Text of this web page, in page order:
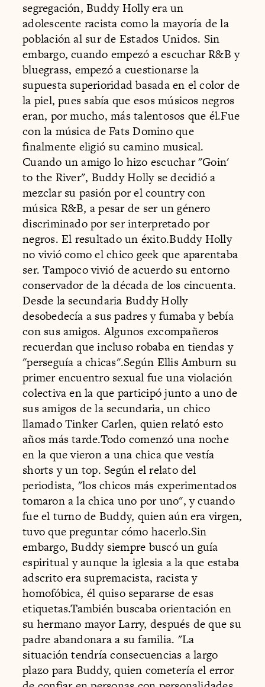
segregación, Buddy Holly era un
adolescente racista como la mayoría de la
población al sur de Estados Unidos. Sin
embargo, cuando empezó a escuchar R&B y
bluegrass, empezó a cuestionarse la
supuesta superioridad basada en el color de
la piel, pues sabía que esos músicos negros
eran, por mucho, más talentosos que él.Fue
con la música de Fats Domino que
finalmente eligió su camino musical.
Cuando un amigo lo hizo escuchar "Goin'
to the River", Buddy Holly se decidió a
mezclar su pasión por el country con
música R&B, a pesar de ser un género
discriminado por ser interpretado por
negros. El resultado un éxito.Buddy Holly
no vivió como el chico geek que aparentaba
ser. Tampoco vivió de acuerdo su entorno
conservador de la década de los cincuenta.
Desde la secundaria Buddy Holly
desobedecía a sus padres y fumaba y bebía
con sus amigos. Algunos excompañeros
recuerdan que incluso robaba en tiendas y
"perseguía a chicas".Según Ellis Amburn su
primer encuentro sexual fue una violación
colectiva en la que participó junto a uno de
sus amigos de la secundaria, un chico
llamado Tinker Carlen, quien relató esto
años más tarde.Todo comenzó una noche
en la que vieron a una chica que vestía
shorts y un top. Según el relato del
periodista, "los chicos más experimentados
tomaron a la chica uno por uno", y cuando
fue el turno de Buddy, quien aún era virgen,
tuvo que preguntar cómo hacerlo.Sin
embargo, Buddy siempre buscó un guía
espiritual y aunque la iglesia a la que estaba
adscrito era supremacista, racista y
homofóbica, él quiso separarse de esas
etiquetas.También buscaba orientación en
su hermano mayor Larry, después de que su
padre abandonara a su familia. "La
situación tendría consecuencias a largo
plazo para Buddy, quien cometería el error